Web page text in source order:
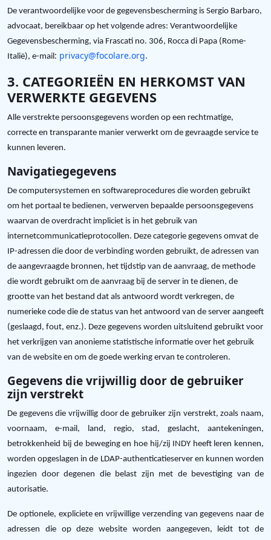
De verantwoordelijke voor de gegevensbescherming is Sergio Barbaro,
advocaat, bereikbaar op het volgende adres: Verantwoordelijke
Gegevensbescherming, via Frascati no. 306, Rocca di Papa (Rome-
Italië), e-mail: privacy@focolare.org.
3. CATEGORIEËN EN HERKOMST VAN
VERWERKTE GEGEVENS
Alle verstrekte persoonsgegevens worden op een rechtmatige,
correcte en transparante manier verwerkt om de gevraagde service te
kunnen leveren.
Navigatiegegevens
De computersystemen en softwareprocedures die worden gebruikt
om het portaal te bedienen, verwerven bepaalde persoonsgegevens
waarvan de overdracht impliciet is in het gebruik van
internetcommunicatieprotocollen. Deze categorie gegevens omvat de
IP-adressen die door de verbinding worden gebruikt, de adressen van
de aangevraagde bronnen, het tijdstip van de aanvraag, de methode
die wordt gebruikt om de aanvraag bij de server in te dienen, de
grootte van het bestand dat als antwoord wordt verkregen, de
numerieke code die de status van het antwoord van de server aangeeft
(geslaagd, fout, enz.). Deze gegevens worden uitsluitend gebruikt voor
het verkrijgen van anonieme statistische informatie over het gebruik
van de website en om de goede werking ervan te controleren.
Gegevens die vrijwillig door de gebruiker
zijn verstrekt
De gegevens die vrijwillig door de gebruiker zijn verstrekt, zoals naam,
voornaam, e-mail, land, regio, stad, geslacht, aantekeningen,
betrokkenheid bij de beweging en hoe hij/zij INDY heeft leren kennen,
worden opgeslagen in de LDAP-authenticatieserver en kunnen worden
ingezien door degenen die belast zijn met de bevestiging van de
autorisatie.
De optionele, expliciete en vrijwillige verzending van gegevens naar de
adressen die op deze website worden aangegeven, leidt tot de